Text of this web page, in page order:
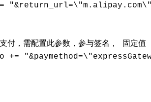
付，需配置此参数，参与签名， 固定值
+=